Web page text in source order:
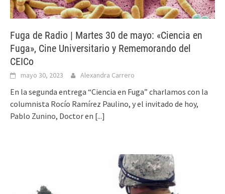
Fuga de Radio | Martes 30 de mayo: «Ciencia en
Fuga», Cine Universitario y Rememorando del
CEICo
mayo 30, 2023 Alexandra Carrero
En la segunda entrega “Ciencia en Fuga” charlamos con la
columnista Rocío Ramírez Paulino, y el invitado de hoy,
Pablo Zunino, Doctor en [...]